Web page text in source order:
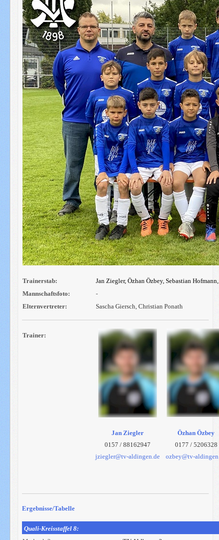
Trainerstab: Jan Ziegler, Özhan Özbey, Sebastian
Mannschaftsfoto:
-
Elternvertreter:
Sascha Giersch,Christian Ponath
Trainer:
Jan Ziegler
0157 / 88162947
jziegler@tv-aldingen.de
Özhan Özbey
0177 / 5206328
ozbey@tv-
Ergebnisse/Tabelle
Quali-Kreisstaffel 8: